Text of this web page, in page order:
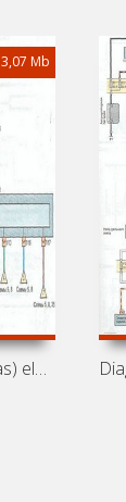
3,07 Mb
Diagramas (esquemas) eléctricos de